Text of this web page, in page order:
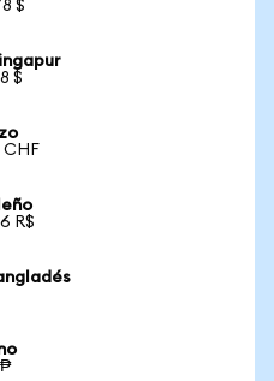
$
$
CHF
R$